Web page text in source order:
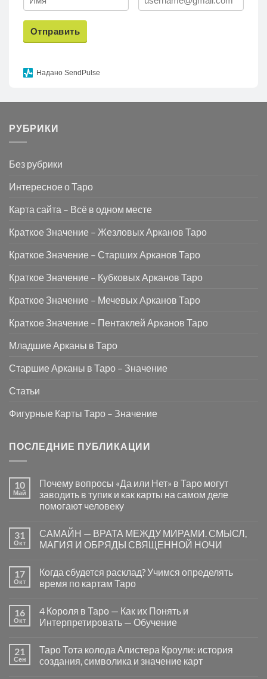
Отправить
Надано SendPulse
РУБРИКИ
Без рубрики
Интересное о Таро
Карта сайта – Всё в одном месте
Краткое Значение – Жезловых Арканов Таро
Краткое Значение – Старших Арканов Таро
Краткое Значение – Кубковых Арканов Таро
Краткое Значение – Мечевых Арканов Таро
Краткое Значение – Пентаклей Арканов Таро
Младшие Арканы в Таро
Старшие Арканы в Таро – Значение
Статьи
Фигурные Карты Таро – Значение
ПОСЛЕДНИЕ ПУБЛИКАЦИИ
10
Май
Почему вопросы «Да или Нет» в Таро могут
заводить в тупик и как карты на самом деле
помогают человеку
записи
Почему
вопросы
Нет»
Таро
в
тупик
и
на
самом
деле
31
Окт
САМАЙН — ВРАТА МЕЖДУ МИРАМИ. СМЫСЛ,
МАГИЯ И ОБРЯДЫ СВЯЩЕННОЙ НОЧИ
записи
САМАЙН
—
МИРАМИ.
СМЫСЛ,
МАГИЯ
СВЯЩЕННОЙ
НОЧИ
17
Окт
Когда сбудется расклад? Учимся определять
время по картам Таро
записи
Когда
сбудется
определять
время
по
16
Окт
4 Короля в Таро — Как их Понять и
Интерпретировать — Обучение
записи
Короля
21
Сен
Таро Тота колода Алистера Кроули: история
создания, символика и значение карт